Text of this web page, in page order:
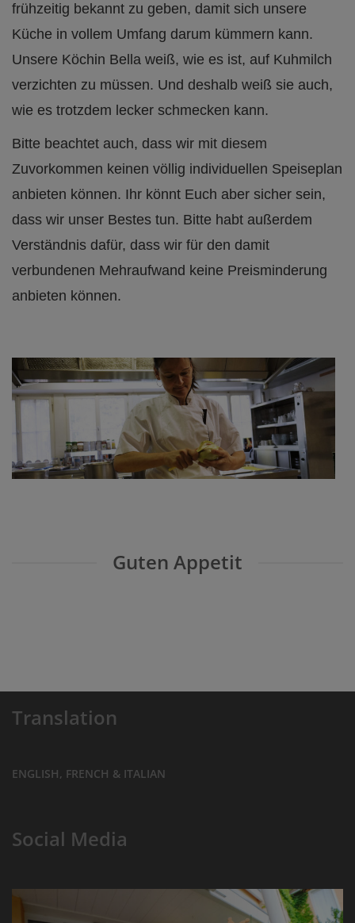
frühzeitig bekannt zu geben, damit sich unsere
Küche in vollem Umfang darum kümmern kann.
Unsere Köchin Bella weiß, wie es ist, auf Kuhmilch
verzichten zu müssen. Und deshalb weiß sie auch,
wie es trotzdem lecker schmecken kann.
Bitte beachtet auch, dass wir mit diesem
Zuvorkommen keinen völlig individuellen Speiseplan
anbieten können. Ihr könnt Euch aber sicher sein,
dass wir unser Bestes tun. Bitte habt außerdem
Verständnis dafür, dass wir für den damit
verbundenen Mehraufwand keine Preisminderung
anbieten können.
Guten Appetit
Translation
ENGLISH, FRENCH & ITALIAN
Social Media